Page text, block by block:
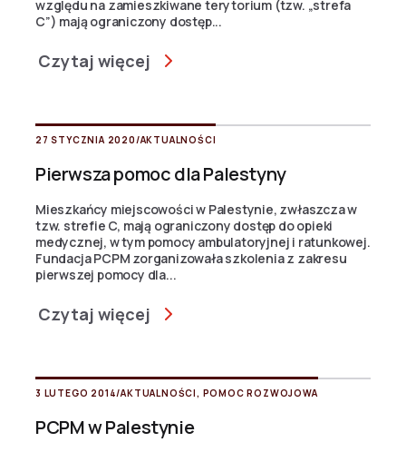
względu na zamieszkiwane terytorium (tzw. „strefa
C”) mają ograniczony dostęp...
Czytaj więcej
27 STYCZNIA 2020 /AKTUALNOŚCI
Pierwsza pomoc dla Palestyny
Mieszkańcy miejscowości w Palestynie, zwłaszcza w
tzw. strefie C, mają ograniczony dostęp do opieki
medycznej, w tym pomocy ambulatoryjnej i ratunkowej.
Fundacja PCPM zorganizowała szkolenia z zakresu
pierwszej pomocy dla...
Czytaj więcej
3 LUTEGO 2014/AKTUALNOŚCI , POMOC ROZWOJOWA
PCPM w Palestynie